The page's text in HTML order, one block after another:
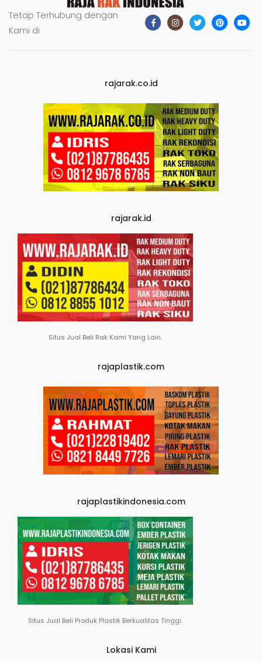
Tetap Terhubung dengan
Kami di
rajarak.co.id
rajarak.id
Situs Jual Beli Rak Kami Yang Lain.
rajaplastik.com
rajaplastikindonesia.com
Situs Jual Beli Produk Plastik Berkualitas Tinggi.
Lokasi Kami